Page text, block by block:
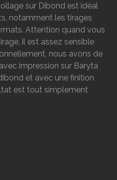
sur Dibond est idéal
notamment les tirages
Attention quand vous
il est assez sensible
nous avons de
impression sur Baryta
et avec une finition
est tout simplement